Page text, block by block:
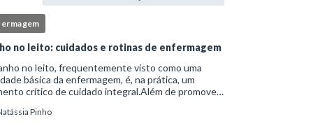
no leito: cuidados e rotinas de enfermagem
no leito, frequentemente visto como uma
básica da enfermagem, é, na prática, um
crítico de cuidado integral.Além de promover
prevenção de complicações e fortalec
Pinho